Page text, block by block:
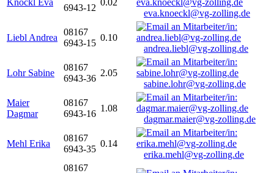
Knöckl Eva
6943-12
0.02
eva.knoeckl@vg-zolling.de
Liebl Andrea
08167
6943-15
0.10
andrea.liebl@vg-zolling.de
Lohr Sabine
08167
6943-36
2.05
sabine.lohr@vg-zolling.de
Maier
Dagmar
08167
6943-16
1.08
dagmar.maier@vg-zolling.de
Mehl Erika
08167
6943-35
0.14
erika.mehl@vg-zolling.de
08167